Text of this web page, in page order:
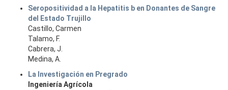
Seropositividad a la Hepatitis b en Donantes de Sangre
del Estado Trujillo
Castillo, Carmen
Talamo, F.
Cabrera, J.
Medina, A.
La Investigación en Pregrado
Ingeniería Agrícola